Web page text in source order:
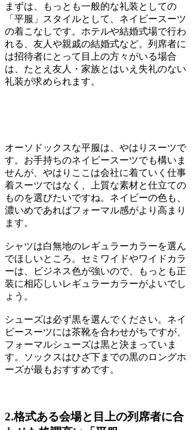
まずは、もっとも一般的な礼装としての
「平服」スタイルとして、ネイビースーツ
の着こなしです。ホテルや結婚式場で行わ
れる、友人や親戚の結婚式など。列席者に
は招待者にとって目上の方々がいる場合
は、たとえ友人・家族とはいえ失礼のない
礼装が求められます。
オーソドックスな平服は、やはりスーツで
す。お手持ちのネイビースーツでも構いま
せんが、やはりここは会社に着ていく仕事
着スーツではなく、上質な素材と仕立ての
ものを選びたいですね。ネイビーの色も、
濃いめであればフォーマル感がより高まり
ます。
シャツは白無地のレギュラーカラーを選ん
でほしいところ。セミワイドやワイドカラ
ーは、ビジネス色が強いので、もっとも正
装に相応しいレギュラーカラーがよいでし
ょう。
シューズは必ず黒を選んでください。ネイ
ビースーツには茶靴を合わせがちですが、
フォーマルシューズは黒と決まっていま
す。ソックスはひざ下までの黒のロングホ
ーズが最もおすすめです。
2.格式ある会場と目上の列席者に合